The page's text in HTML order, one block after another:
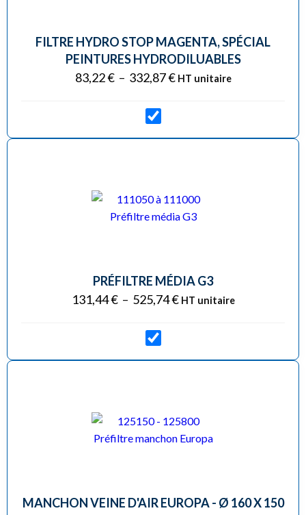
FILTRE HYDRO STOP MAGENTA, SPÉCIAL
PEINTURES HYDRODILUABLES
83,22€ – 332,87€ HT unitaire
PRÉFILTRE MÉDIA G3
131,44€ – 525,74€ HT unitaire
MANCHON VEINE D'AIR EUROPA - Ø 160 X 150